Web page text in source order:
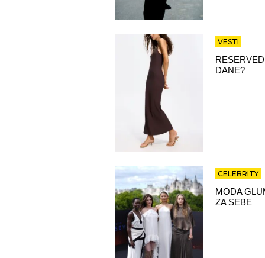
VESTI
DANE?
CELEBRITY
MODA
ZA SEBE